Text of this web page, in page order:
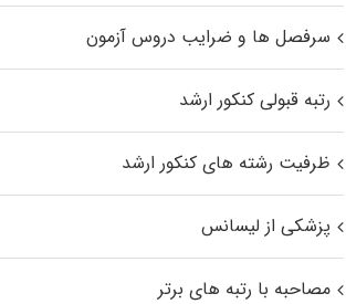
سرفصل ها و ضرایب دروس آزمون
رتبه قبولی کنکور ارشد
ظرفیت رشته های کنکور ارشد
پزشکی از لیسانس
مصاحبه با رتبه های برتر